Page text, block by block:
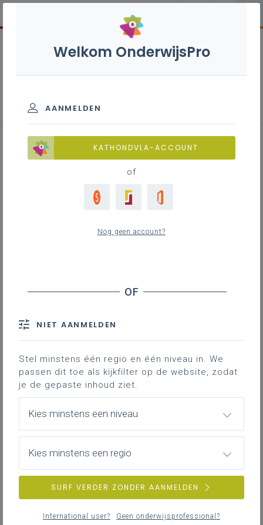
Inhoudstafel
Btw-vrijstelling kleine ondernemingen
Van de btw vrijgestelde fondsenwerving
Rechtspersonenbelasting
gebruikte middelen van
fondsenwerving.
Houd naast de fiscale aspecten ook rekening
houding van de Commissie Zorgvuldig
Bestuur.
Btw
Reclame en sponsoring activiteiten zijn
onderworpen aan21% btw
Btw-vrijstelling kleine
Welkom OnderwijsPro
AANMELDEN
KATHONDVLA-ACCOUNT
of
Nog geen account?
NIET AANMELDEN
Stel minstens één regio en één niveau in. We
passen dit toe als kijkfilter op de website, zodat
je de gepaste inhoud ziet.
Kies minstens een niveau
Kies minstens een regio
SURF VERDER ZONDER AANMELDEN
International user? Geen onderwijsprofessional?